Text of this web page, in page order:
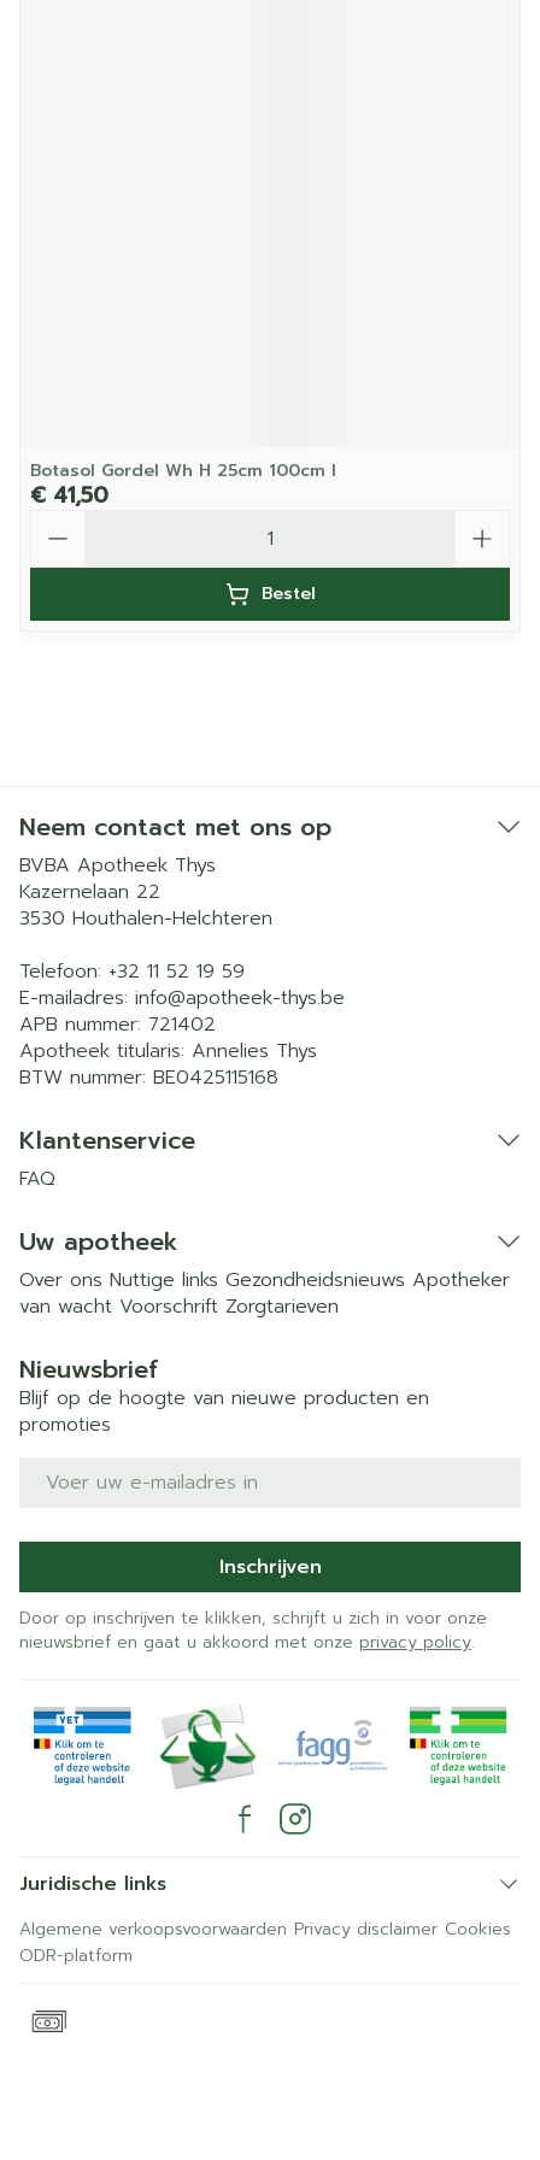
Botasol Gordel Wh H 25cm 100cm l
€ 41,50
Bestel
Neem contact met ons op
BVBA Apotheek Thys
Kazernelaan 22
3530 Houthalen-Helchteren
Telefoon: +32 11 52 19 59
E-mailadres: info@apotheek-thys.be
APB nummer: 721402
Apotheek titularis: Annelies Thys
BTW nummer: BE0425115168
Klantenservice
FAQ
Uw apotheek
Over ons Nuttige links Gezondheidsnieuws Apotheker
van wacht Voorschrift Zorgtarieven
Nieuwsbrief
Blijf op de hoogte van nieuwe producten en
promoties
E-mail adres
Inschrijven
Door op inschrijven te klikken, schrijft u zich in voor onze
nieuwsbrief en gaat u akkoord met onze privacy policy.
Juridische links
Algemene verkoopsvoorwaarden Privacy disclaimer Cookies
ODR-platform